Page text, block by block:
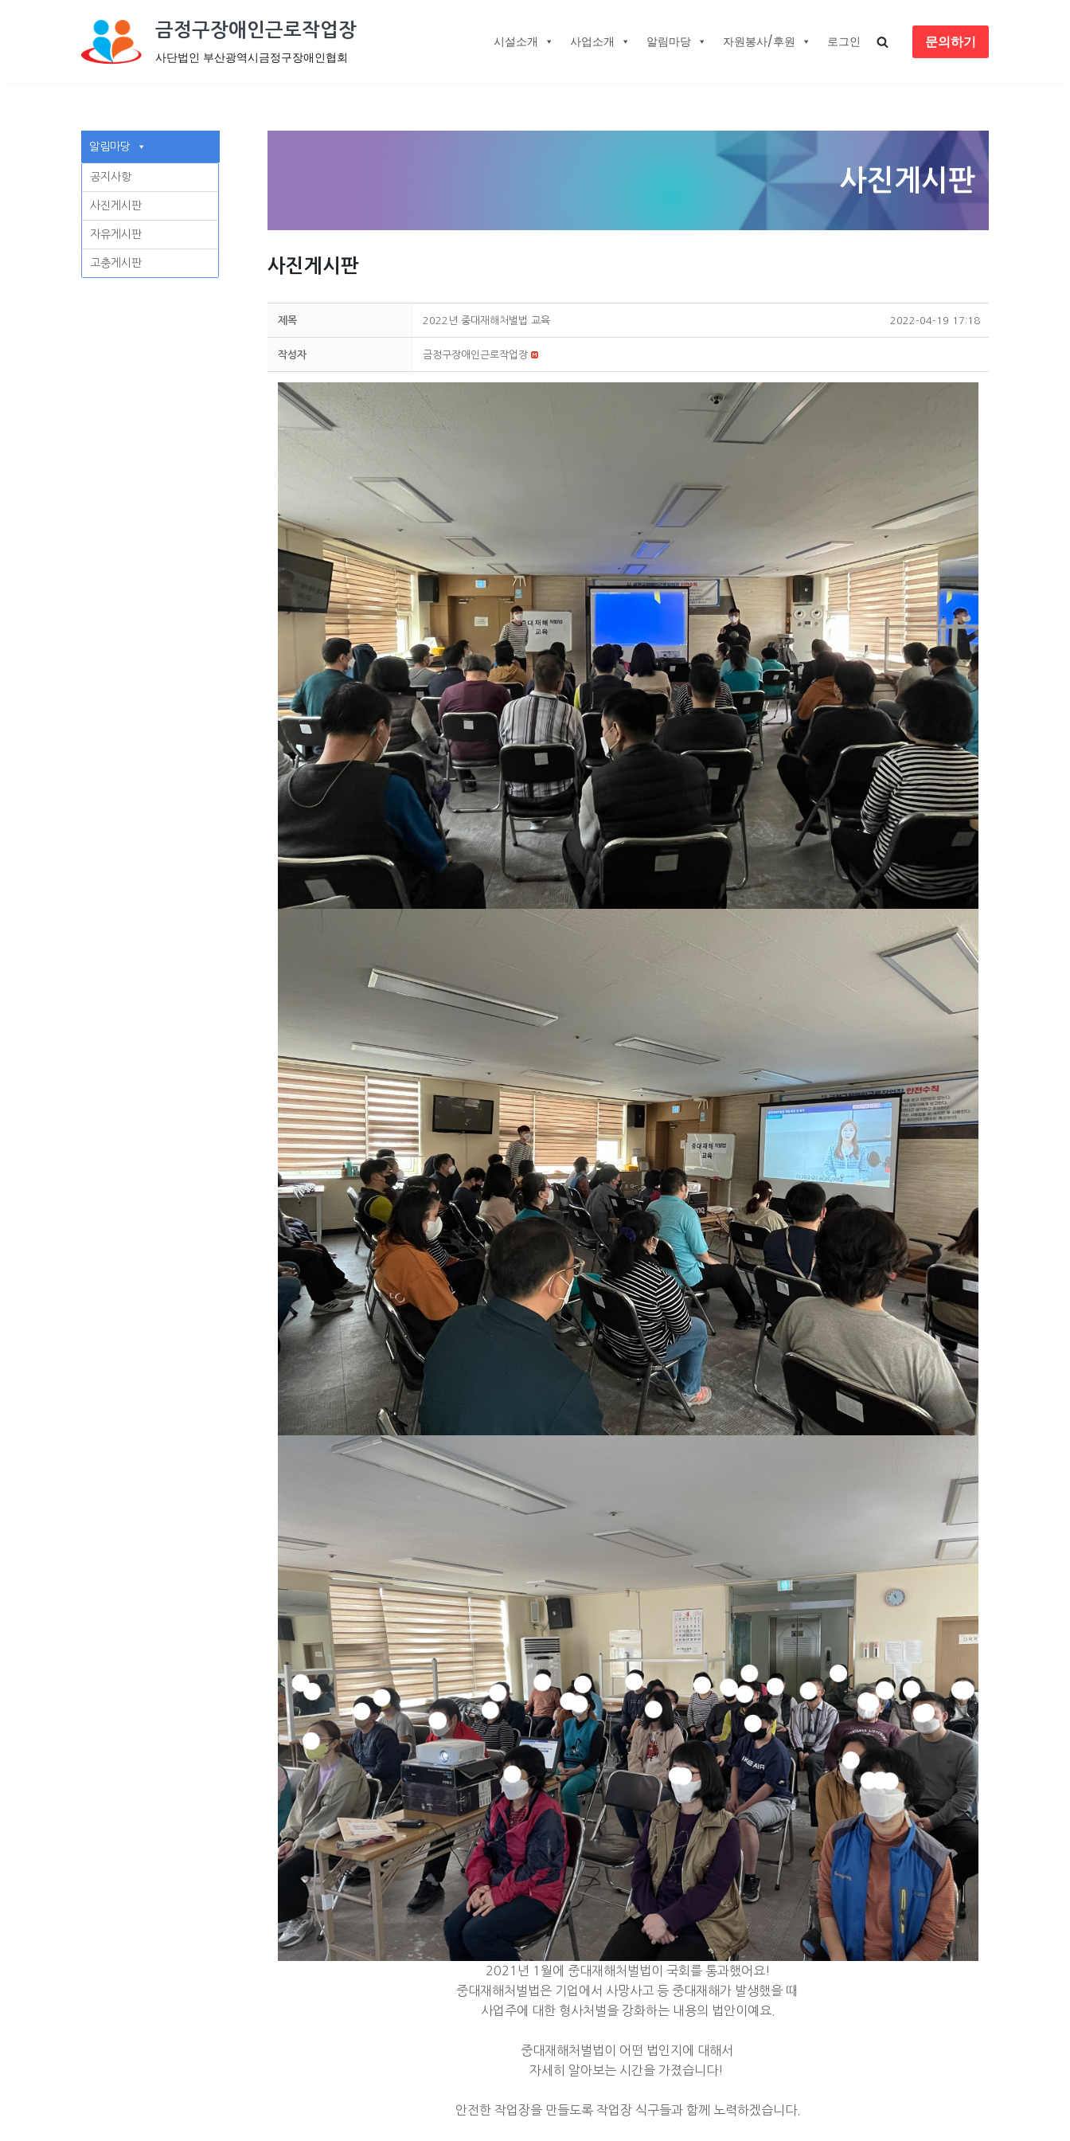
금정구장애인근로작업장
사단법인 부산광역시금정구장애인협회
시설소개 사업소개 알림마당 자원봉사/후원 로그인 문의하기
알림마당
공지사항
사진게시판
자유게시판
고충게시판
사진게시판
사진게시판
제목 2022년 중대재해처벌법 교육 2022-04-19 17:18
작성자 금정구장애인근로작업장
2021년 1월에 중대재해처벌법이 국회를 통과했어요!
중대재해처벌법은 기업에서 사망사고 등 중대재해가 발생했을 때
사업주에 대한 형사처벌을 강화하는 내용의 법안이예요.
중대재해처벌법이 어떤 법인지에 대해서
자세히 알아보는 시간을 가졌습니다!
안전한 작업장을 만들도록 작업장 식구들과 함께 노력하겠습니다.